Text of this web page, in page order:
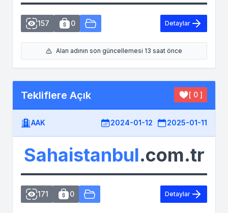
157 0 Detaylar
Alan adının son güncellemesi 13 saat önce
Tekliflere Açık [ 0 ]
AAK 2024-01-12 2025-01-11
Sahaistanbul.com.tr
171 0 Detaylar